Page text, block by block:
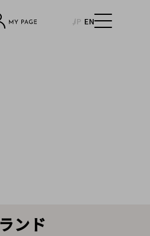
JP EN
ンド